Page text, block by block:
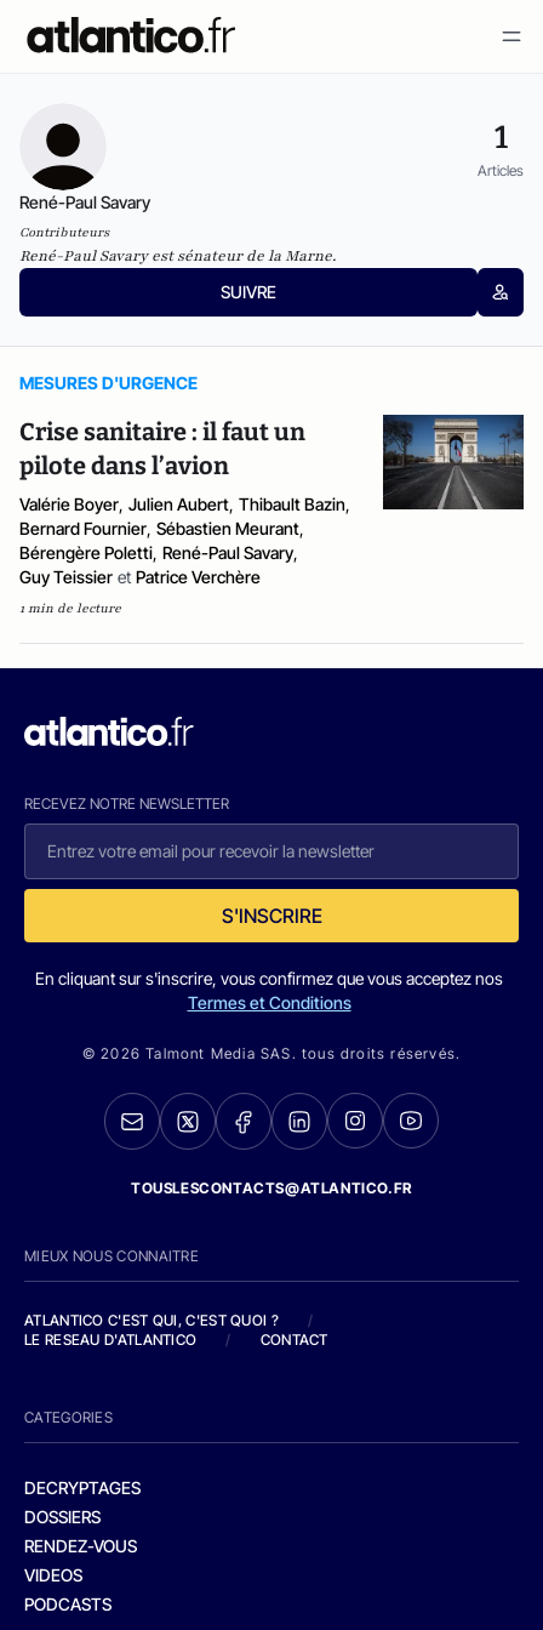
1
Articles
René-Paul Savary
Contributeurs
René-Paul Savary est sénateur de la Marne.
SUIVRE
MESURES D'URGENCE
Crise sanitaire : il faut un
pilote dans l’avion
Valérie Boyer, Julien Aubert, Thibault Bazin,
Bernard Fournier, Sébastien Meurant,
Bérengère Poletti, René-Paul Savary,
Guy Teissier et Patrice Verchère
1 min de lecture
RECEVEZ NOTRE NEWSLETTER
S'INSCRIRE
En cliquant sur s'inscrire, vous confirmez que vous acceptez nos
Termes et Conditions
© 2026 Talmont Media SAS. tous droits réservés.
TOUSLESCONTACTS@ATLANTICO.FR
MIEUX NOUS CONNAITRE
ATLANTICO C'EST QUI, C'EST QUOI ?
/
LE RESEAU D'ATLANTICO
/ CONTACT
CATEGORIES
DECRYPTAGES
DOSSIERS
RENDEZ-VOUS
VIDEOS
PODCASTS